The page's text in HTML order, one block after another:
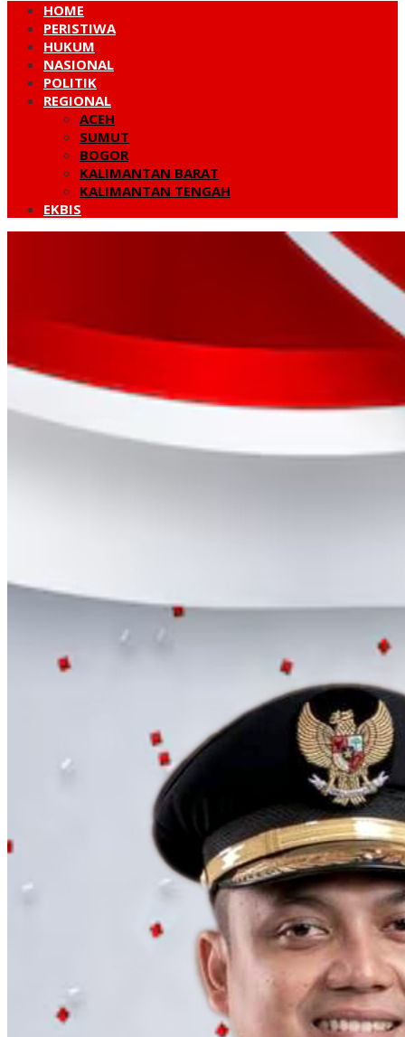
HOME
PERISTIWA
HUKUM
NASIONAL
POLITIK
REGIONAL
ACEH
SUMUT
BOGOR
KALIMANTAN BARAT
KALIMANTAN TENGAH
EKBIS